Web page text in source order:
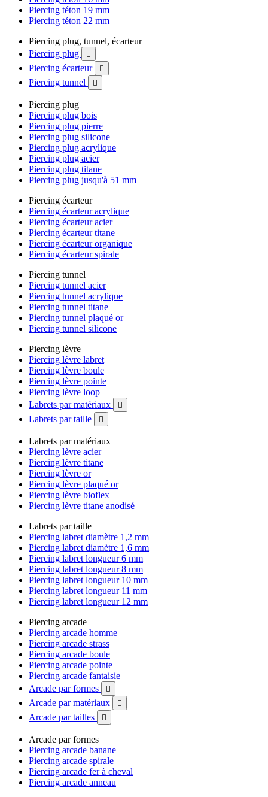
Piercing téton 19 mm
Piercing téton 22 mm
Piercing plug, tunnel, écarteur
Piercing plug

Piercing écarteur 
Piercing tunnel 
Piercing plug
Piercing plug bois
Piercing plug pierre
Piercing plug silicone
Piercing plug acrylique
Piercing plug acier
Piercing plug titane
Piercing plug jusqu'à 51 mm
Piercing écarteur
Piercing écarteur acrylique
Piercing écarteur acier
Piercing écarteur titane
Piercing écarteur organique
Piercing écarteur spirale
Piercing tunnel
Piercing tunnel acier
Piercing tunnel acrylique
Piercing tunnel titane
Piercing tunnel plaqué or
Piercing tunnel silicone
Piercing lèvre
Piercing lèvre labret
Piercing lèvre boule
Piercing lèvre pointe
Piercing lèvre loop
Labrets par matériaux

Labrets par taille 
Labrets par matériaux
Piercing lèvre acier
Piercing lèvre titane
Piercing lèvre or
Piercing lèvre plaqué or
Piercing lèvre bioflex
Piercing lèvre titane anodisé
Labrets par taille
Piercing labret diamètre 1,2 mm
Piercing labret diamètre 1,6 mm
Piercing labret longueur 6 mm
Piercing labret longueur 8 mm
Piercing labret longueur 10 mm
Piercing labret longueur 11 mm
Piercing labret longueur 12 mm
Piercing arcade
Piercing arcade homme
Piercing arcade strass
Piercing arcade boule
Piercing arcade pointe
Piercing arcade fantaisie
Arcade par formes

Arcade par matériaux 
Arcade par tailles 
Arcade par formes
Piercing arcade banane
Piercing arcade spirale
Piercing arcade fer à cheval
Piercing arcade anneau